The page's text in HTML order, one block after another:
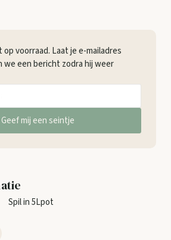
voorraad. Laat je e-mailadres
we een bericht zodra hij weer
Geef mij een seintje
Spil in 5Lpot